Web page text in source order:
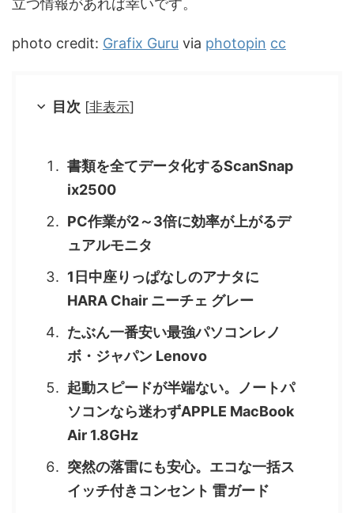
立つ情報があれば幸いです。
photo credit: Grafix Guru via photopin cc
目次 [非表示]
書類を全てデータ化するScanSnap
ix2500
PC作業が2～3倍に効率が上がるデ
ュアルモニタ
1日中座りっぱなしのアナタに
HARA Chair ニーチェ グレー
たぶん一番安い最強パソコンレノ
ボ・ジャパン Lenovo
起動スピードが半端ない。ノートパ
ソコンなら迷わずAPPLE MacBook
Air 1.8GHz
突然の落雷にも安心。エコな一括ス
イッチ付きコンセント 雷ガード